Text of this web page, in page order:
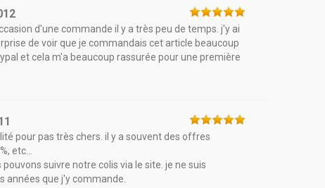
d'une commande il y a très peu de temps. j'y ai
de voir que je commandais cet article beaucoup
et cela m'a beaucoup rassurée pour une première
pour pas très chers. il y a souvent des offres
etc...
suivre notre colis via le site. je ne suis
années que j'y commande.